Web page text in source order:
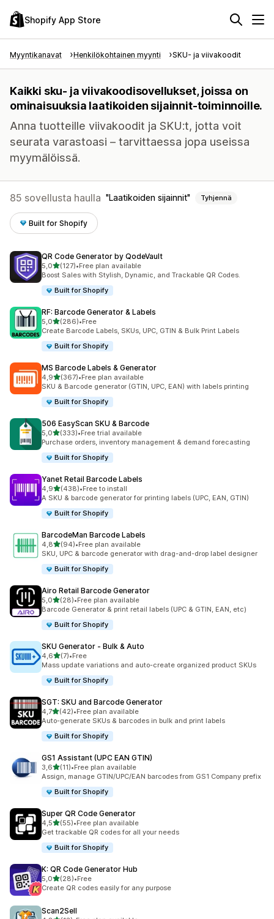
Shopify App Store
Myyntikanavat Henkilökohtainen myynti SKU- ja viivakoodit
Kaikki sku- ja viivakoodisovellukset, joissa on
ominaisuuksia laatikoiden sijainnit-toiminnoille.
Anna tuotteille viivakoodit ja SKU:t, jotta voit
seurata varastoasi – tarvittaessa jopa useissa
myymälöissä.
85 sovellusta haulla Laatikoiden sijainnit Tyhjennä
Built for Shopify
QR Code Generator by QodeVault
5,0/ 5 tähteä
(127)
127 arvostelua yhteensä
•Free plan available
Boost Sales with Stylish, Dynamic, and Trackable QR Codes.
Built for Shopify
RF: Barcode Generator & Labels
5,0/ 5 tähteä
(286)
286 arvostelua yhteensä
•Free
Create Barcode Labels, SKUs, UPC, GTIN & Bulk Print Labels
Built for Shopify
MS Barcode Labels & Generator
4,9/ 5 tähteä
(367)
367 arvostelua yhteensä
•Free plan available
SKU & Barcode generator (GTIN, UPC, EAN) with labels printing
Built for Shopify
506 EasyScan SKU & Barcode
5,0/ 5 tähteä
(333)
333 arvostelua yhteensä
•Free trial available
Purchase orders, inventory management & demand forecasting
Built for Shopify
Yanet Retail Barcode Labels
4,9/ 5 tähteä
(438)
438 arvostelua yhteensä
•Free to install
A SKU & barcode generator for printing labels (UPC, EAN, GTIN)
Built for Shopify
BarcodeMan Barcode Labels
4,8/ 5 tähteä
(94)
94 arvostelua yhteensä
•Free plan available
SKU, UPC & barcode generator with drag-and-drop label designer
Built for Shopify
Airo Retail Barcode Generator
5,0/ 5 tähteä
(28)
28 arvostelua yhteensä
•Free plan available
Barcode Generator & print retail labels (UPC & GTIN, EAN, etc)
Built for Shopify
SKU Generator ‑ Bulk & Auto
4,6/ 5 tähteä
(7)
7 arvostelua yhteensä
•Free
Mass update variations and auto-create organized product SKUs
Built for Shopify
SGT: SKU and Barcode Generator
4,7/ 5 tähteä
(42)
42 arvostelua yhteensä
•Free plan available
Auto-generate SKUs & barcodes in bulk and print labels
Built for Shopify
GS1 Assistant (UPC EAN GTIN)
3,6/ 5 tähteä
(11)
11 arvostelua yhteensä
•Free plan available
Assign, manage GTIN/UPC/EAN barcodes from GS1 Company prefix
Built for Shopify
Super QR Code Generator
4,5/ 5 tähteä
(55)
55 arvostelua yhteensä
•Free plan available
Get trackable QR codes for all your needs
Built for Shopify
K: QR Code Generator Hub
5,0/ 5 tähteä
(28)
28 arvostelua yhteensä
•Free
Create QR codes easily for any purpose
Scan2Sell